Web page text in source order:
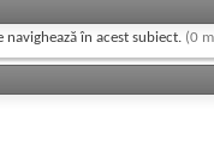
în acest subiect. (0